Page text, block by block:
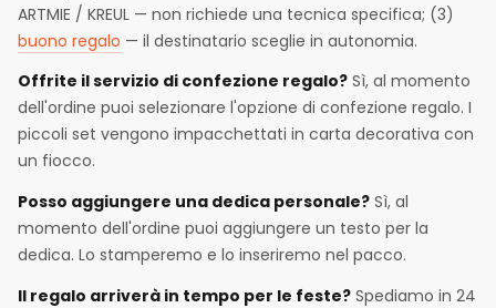
ARTMIE / KREUL — non richiede una tecnica specifica; (3)
buono regalo — il destinatario sceglie in autonomia.
Offrite il servizio di confezione regalo? Sì, al momento
dell'ordine puoi selezionare l'opzione di confezione regalo. I
piccoli set vengono impacchettati in carta decorativa con
un fiocco.
Posso aggiungere una dedica personale? Sì, al
momento dell'ordine puoi aggiungere un testo per la
dedica. Lo stamperemo e lo inseriremo nel pacco.
Il regalo arriverà in tempo per le feste? Spediamo in 24